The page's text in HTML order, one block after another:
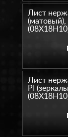
Лист
(матовый),
Лист
PI